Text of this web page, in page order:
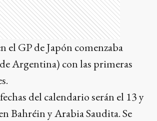
el GP de Japón comenzaba
Argentina) con las primeras
del calendario serán el 13 y
Bahréin y Arabia Saudita. Se